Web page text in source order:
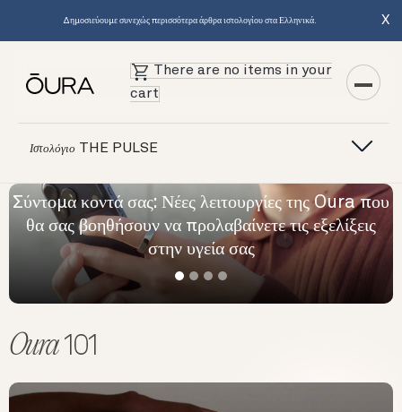
Δημοσιεύουμε συνεχώς περισσότερα άρθρα ιστολογίου στα Ελληνικά. X
There are no items in your
cart
Ιστολόγιο THE PULSE
σας: Νέες λειτουργίες της Oura που
να προλαβαίνετε τις εξελίξεις
στην υγεία σας
Oura101